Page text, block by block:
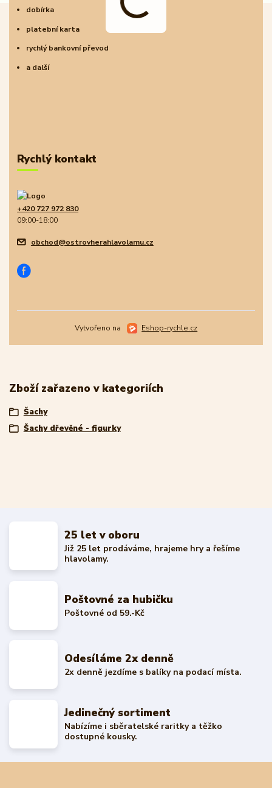
dobírka
platební karta
rychlý bankovní převod
a další
Rychlý kontakt
+420 727 972 830
09:00-18:00
obchod@ostrovherahlavolamu.cz
Vytvořeno na Eshop-rychle.cz
Zboží zařazeno v kategoriích
Šachy
Šachy dřevěné - figurky
25 let v oboru
Již 25 let prodáváme, hrajeme hry a řešíme
hlavolamy.
Poštovné za hubičku
Poštovné od 59.-Kč
Odesíláme 2x denně
2x denně jezdíme s balíky na podací místa.
Jedinečný sortiment
Nabízíme i sběratelské raritky a těžko
dostupné kousky.